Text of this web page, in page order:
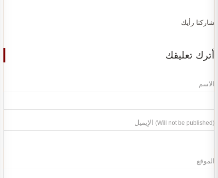
شاركنا رأيك
أترك تعليقك
الاسم
(Will not be published)
الموقع